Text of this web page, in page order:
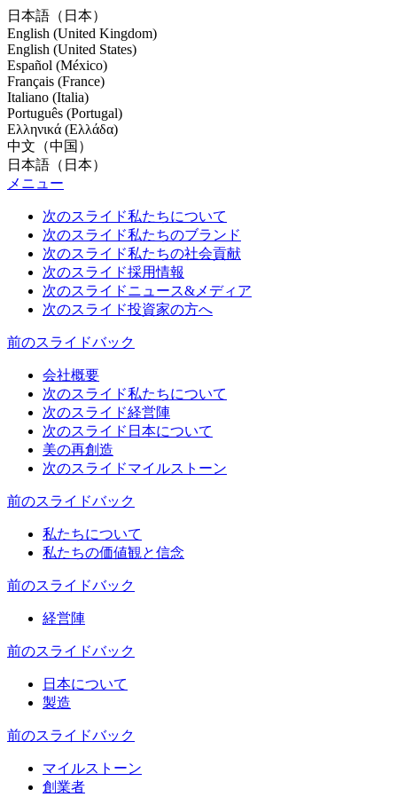
日本語（日本）
English (United Kingdom)
English (United States)
Español (México)
Français (France)
Italiano (Italia)
Português (Portugal)
Ελληνικά (Ελλάδα)
中文（中国）
日本語（日本）
メニュー
次のスライド私たちについて
次のスライド私たちのブランド
次のスライド私たちの社会貢献
次のスライド採用情報
次のスライドニュース&メディア
次のスライド投資家の方へ
前のスライドバック
会社概要
次のスライド私たちについて
次のスライド経営陣
次のスライド 日本について
美の再創造
次のスライドマイルストーン
前のスライドバック
私たちについて
私たちの価値観と信念
前のスライドバック
経営陣
前のスライドバック
日本について
製造
前のスライドバック
マイルストーン
創業者